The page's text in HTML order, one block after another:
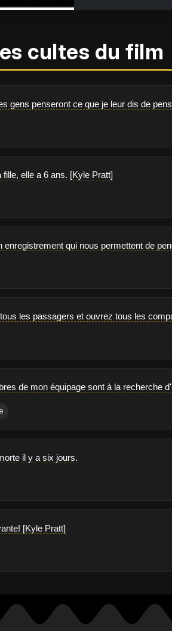
cultes du film
gens penseront ce que je leur dis de
fille, elle a 6 ans. [Kyle Pratt]
enregistrement qui nous permettent de
les passagers et ouvrez tous les
de mon équipage sont à la recherche
il y a six jours.
[Kyle Pratt]